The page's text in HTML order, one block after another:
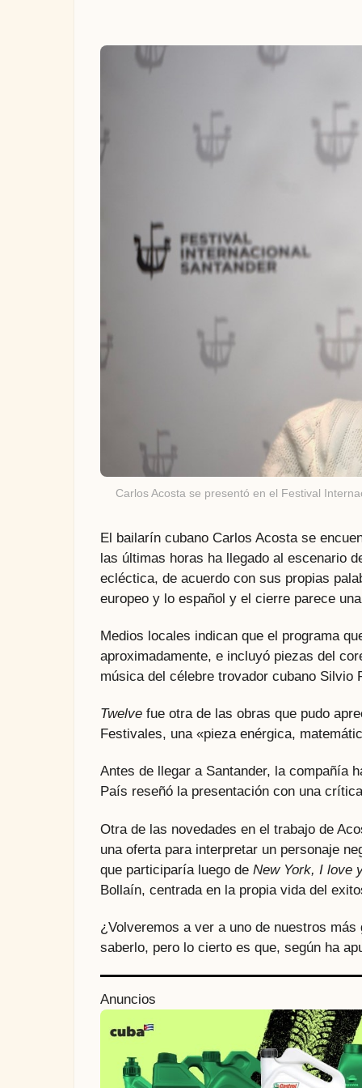
Carlos Acosta se presentó en el Festival
El bailarín cubano Carlos Acosta se
las últimas horas ha llegado al escenario
ecléctica, de acuerdo con sus propias
europeo y lo español y el cierre parece
Medios locales indican que el programa
aproximadamente, e incluyó piezas del
música del célebre trovador cubano Silvio
Twelve fue otra de las obras que pudo
Festivales, una «pieza enérgica,
Antes de llegar a Santander, la compañía
País reseñó la presentación con una
Otra de las novedades en el trabajo de
una oferta para interpretar un personaje
que participaría luego de New York, I love
Bollaín, centrada en la propia vida del
¿Volveremos a ver a uno de nuestros
saberlo, pero lo cierto es que, según ha
Anuncios
P
o